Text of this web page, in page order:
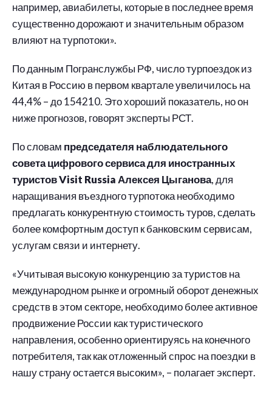
например, авиабилеты, которые в последнее время
существенно дорожают и значительным образом
влияют на турпотоки».
По данным Погранслужбы РФ, число турпоездок из
Китая в Россию в первом квартале увеличилось на
44,4% – до 154210. Это хороший показатель, но он
ниже прогнозов, говорят эксперты РСТ.
По словам председателя наблюдательного
совета цифрового сервиса для иностранных
туристов Visit Russia Алексея Цыганова, для
наращивания въездного турпотока необходимо
предлагать конкурентную стоимость туров, сделать
более комфортным доступ к банковским сервисам,
услугам связи и интернету.
«Учитывая высокую конкуренцию за туристов на
международном рынке и огромный оборот денежных
средств в этом секторе, необходимо более активное
продвижение России как туристического
направления, особенно ориентируясь на конечного
потребителя, так как отложенный спрос на поездки в
нашу страну остается высоким», – полагает эксперт.